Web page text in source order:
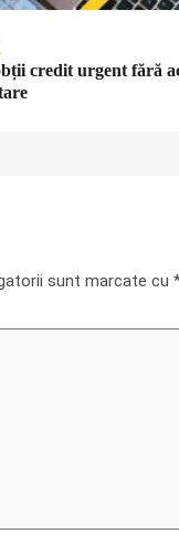
credit urgent fără
sunt marcate cu